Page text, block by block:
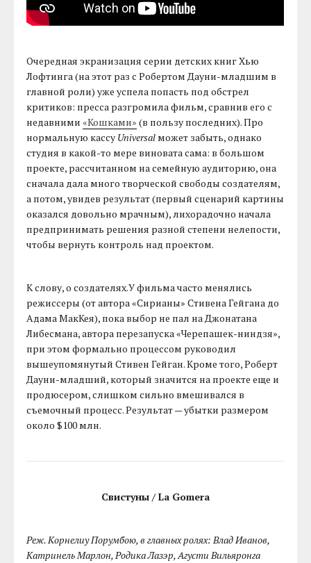
Очередная экранизация серии детских книг Хью
Лофтинга (на этот раз с Робертом Дауни-младшим в
главной роли) уже успела попасть под обстрел
критиков: пресса разгромила фильм, сравнив его с
недавними«Кошками» (в пользу последних). Про
нормальную кассу Universalможет забыть, однако
студия в какой-то мере виновата сама: в большом
проекте, рассчитанном на семейную аудиторию, она
сначала дала много творческой свободы создателям,
а потом, увидев результат (первый сценарий картины
оказался довольно мрачным), лихорадочно начала
предпринимать решения разной степени нелепости,
чтобы вернуть контроль над проектом.
К слову, о создателях.У фильма часто менялись
режиссеры (от автора «Сирианы» Стивена Гейгана до
Адама МакКея), пока выбор не пал на Джонатана
Либесмана, автора перезапуска «Черепашек-ниндзя»,
при этом формально процессом руководил
вышеупомянутый Стивен Гейган. Кроме того, Роберт
Дауни-младший, который значится на проекте еще и
продюсером, слишком сильно вмешивался в
съемочный процесс. Результат — убытки размером
около $100 млн.
Свистуны / La Gomera
Реж. Корнелиу Порумбою, в главных ролях: Влад Иванов,
Катринель Марлон, Родика Лазэр, Агусти Вильяронга